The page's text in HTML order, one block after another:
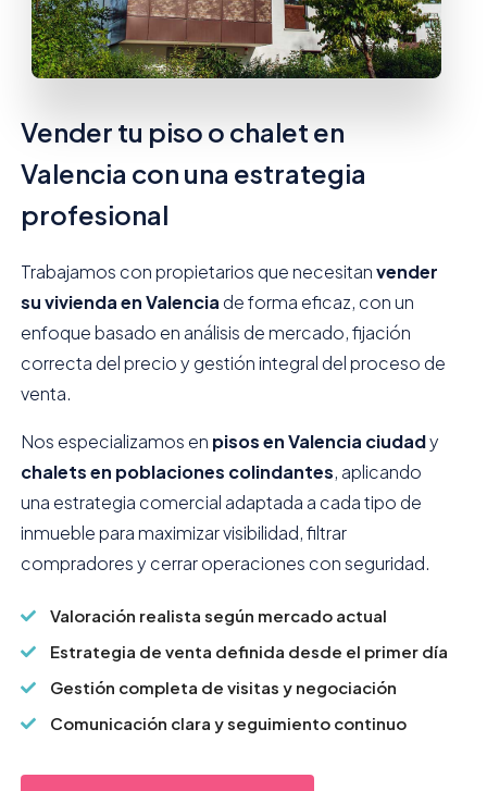
Vender tu piso o chalet en
Valencia con una estrategia
profesional
Trabajamos con propietarios que necesitanvender
su vivienda en Valencia de forma eficaz, con un
enfoque basado en análisis de mercado, fijación
correcta del precio y gestión integral del proceso de
venta.
Nos especializamos en pisos en Valencia ciudady
chalets en poblaciones colindantes, aplicando
una estrategia comercial adaptada a cada tipo de
inmueble para maximizar visibilidad, filtrar
compradores y cerrar operaciones con seguridad.
Valoración realista según mercado actual
Estrategia de venta definida desde el primer día
Gestión completa de visitas y negociación
Comunicación clara y seguimiento continuo